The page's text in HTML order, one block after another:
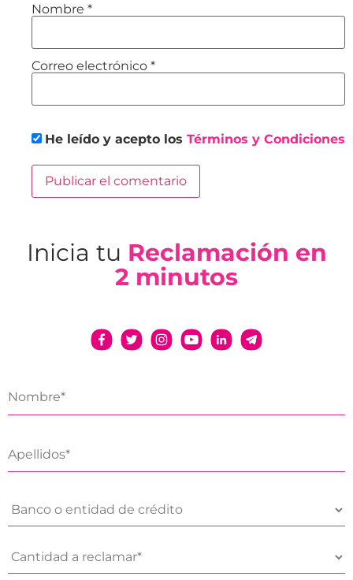
Nombre *
Correo electrónico *
He leído y acepto los Términos y Condiciones
Inicia tu Reclamación en
2 minutos